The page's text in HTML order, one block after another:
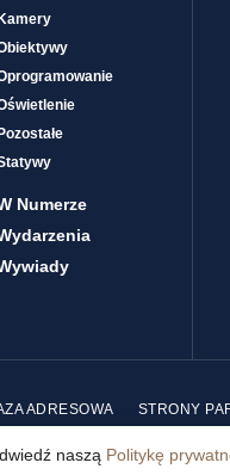
Numerze
ADRESOWA STRONY
naszą Politykę